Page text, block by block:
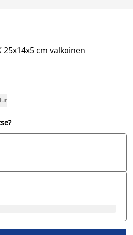
25x14x5 cm valkoinen